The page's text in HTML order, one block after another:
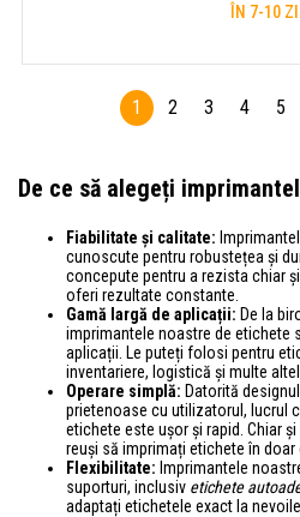
ÎN 7-10
1 2 3 4 5
De ce să alegeți
Fiabilitate și calitate:
cunoscute pentru robustețea și
concepute pentru a rezista chiar
oferi rezultate constante.
Gamă largă de aplicații: De la
imprimantele noastre de etichete
aplicații. Le puteți folosi pentru
inventariere, logistică și multe
Operare simplă: Datorită
prietenoase cu utilizatorul, lucrul
etichete este ușor și rapid. Chiar
reuși să imprimați etichete în doar
Flexibilitate: Imprimantele
suporturi, inclusiv etichete
adaptați etichetele exact la